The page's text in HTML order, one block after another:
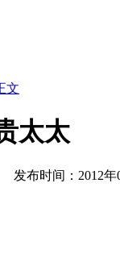
文
太太
发布时间：2012年